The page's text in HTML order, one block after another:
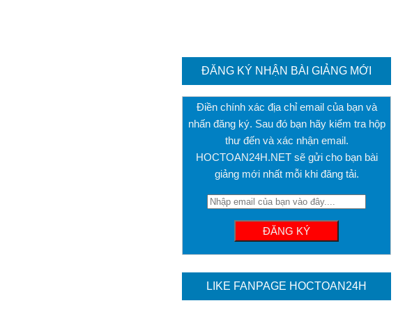
ĐĂNG KÝ NHẬN BÀI GIẢNG MỚI
Điền chính xác địa chỉ email của bạn và
nhấn đăng ký. Sau đó bạn hãy kiểm tra hộp
thư đến và xác nhận email.
HOCTOAN24H.NET sẽ gửi cho bạn bài
giảng mới nhất mỗi khi đăng tải.
LIKE FANPAGE HOCTOAN24H